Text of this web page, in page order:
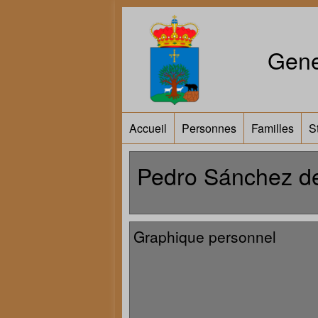
Accueil Personnes Familles
Pedro Sánchez
Graphique personnel